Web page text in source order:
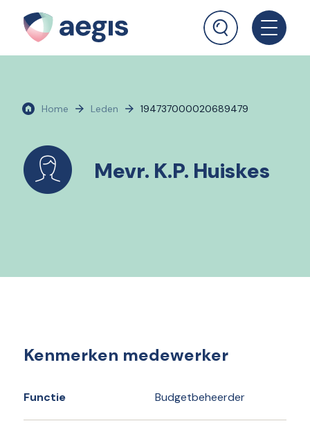
Home Leden 194737000020689479
Mevr. K.P. Huiskes
Kenmerken medewerker
Functie Budgetbeheerder